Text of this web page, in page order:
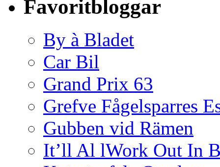
Favoritbloggar
By à Bladet
Car Bil
Grand Prix 63
Grefve Fågelsparres
Gubben vid Rämen
It’ll Al lWork Out In